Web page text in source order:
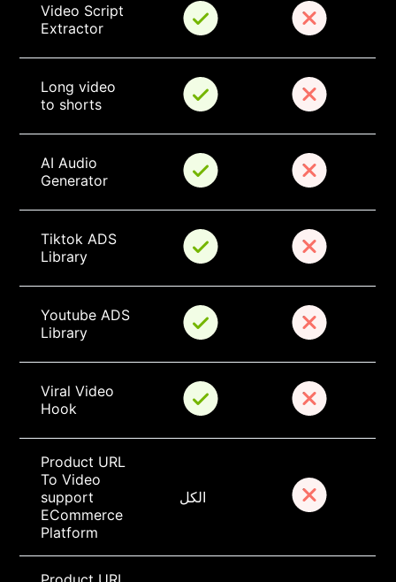
Video Script
Extractor
Long video
to shorts
AI Audio
Generator
Tiktok ADS
Library
Youtube ADS
Library
Viral Video
Hook
Product URL
To Video
support
ECommerce
Platform
الكل